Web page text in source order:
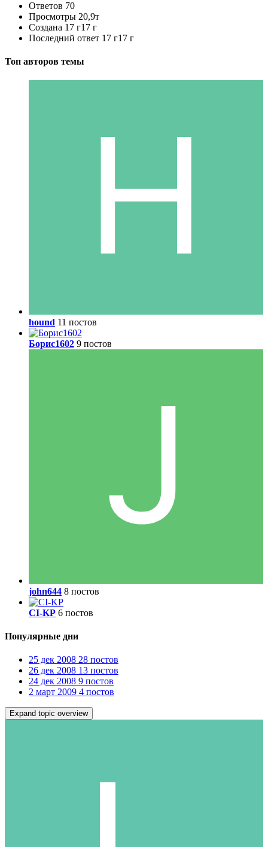
Ответов 70
Просмотры 20,9т
Создана 17 г17 г
Последний ответ 17 г17 г
Топ авторов темы
hound 11 постов
Борис1602 9 постов
john644 8 постов
CI-KP 6 постов
Популярные дни
25 дек 2008 28 постов
26 дек 2008 13 постов
24 дек 2008 9 постов
2 март 2009 4 постов
Expand topic overview